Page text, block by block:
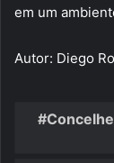
em um
Autor: Diego